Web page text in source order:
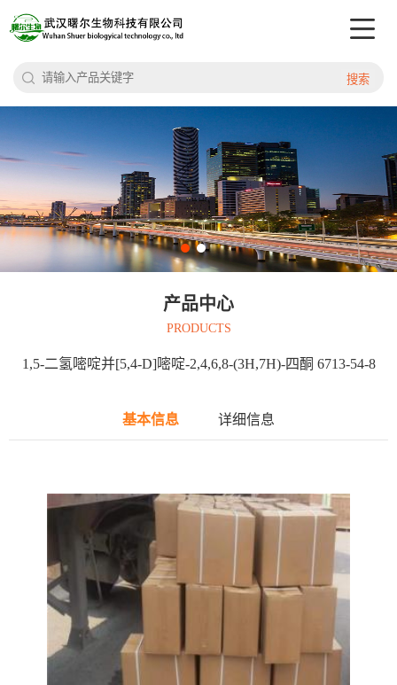
搜索
产品中心
PRODUCTS
1,5-二氢嘧啶并[5,4-D]嘧啶-2,4,6,8-(3H,7H)-四酮 6713-54-8
基本信息 详细信息